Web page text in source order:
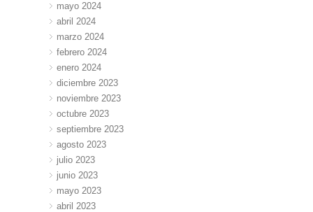
mayo 2024
abril 2024
marzo 2024
febrero 2024
enero 2024
diciembre 2023
noviembre 2023
octubre 2023
septiembre 2023
agosto 2023
julio 2023
junio 2023
mayo 2023
abril 2023